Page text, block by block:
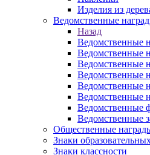
Изделия из
Ведомственные
Назад
Ведомственные
Ведомственные
Ведомственные
Ведомственные
Ведомственные
Ведомственные
Ведомственные
Ведомственные
Общественные
Знаки
Знаки классности